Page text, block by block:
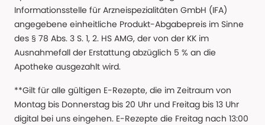
Informationsstelle für Arzneispezialitäten GmbH (IFA)
angegebene einheitliche Produkt-Abgabepreis im Sinne
des § 78 Abs. 3 S. 1, 2. HS AMG, der von der KK im
Ausnahmefall der Erstattung abzüglich 5 % an die
Apotheke ausgezahlt wird.
**Gilt für alle gültigen E-Rezepte, die im Zeitraum von
Montag bis Donnerstag bis 20 Uhr und Freitag bis 13 Uhr
digital bei uns eingehen. E-Rezepte die Freitag nach 13:00